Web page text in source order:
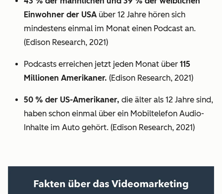
Einwohner der USA über 12 Jahre hören sich
mindestens einmal im Monat einen Podcast an.
(Edison Research, 2021)
Podcasts erreichen jetzt jeden Monat über 115
Millionen Amerikaner. (Edison Research, 2021)
50 % der US-Amerikaner, die älter als 12 Jahre sind,
haben schon einmal über ein Mobiltelefon Audio-
Inhalte im Auto gehört. (Edison Research, 2021)